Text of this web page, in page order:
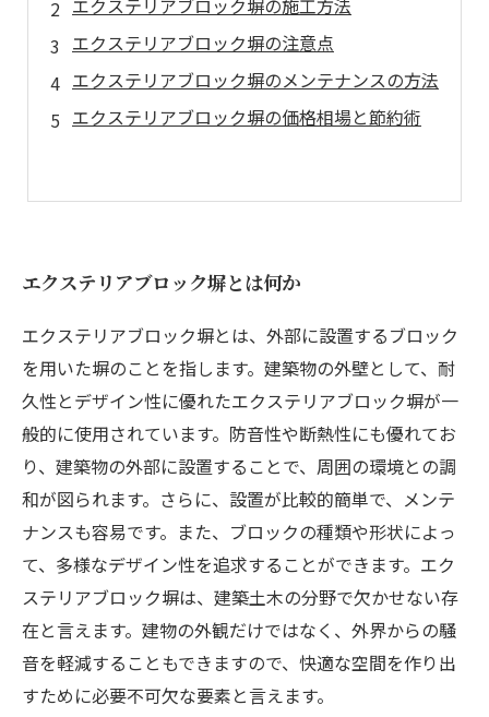
エクステリアブロック塀の施工方法
エクステリアブロック塀の注意点
エクステリアブロック塀のメンテナンスの方法
エクステリアブロック塀の価格相場と節約術
エクステリアブロック塀とは何か
エクステリアブロック塀とは、外部に設置するブロック
を用いた塀のことを指します。建築物の外壁として、耐
久性とデザイン性に優れたエクステリアブロック塀が一
般的に使用されています。防音性や断熱性にも優れてお
り、建築物の外部に設置することで、周囲の環境との調
和が図られます。さらに、設置が比較的簡単で、メンテ
ナンスも容易です。また、ブロックの種類や形状によっ
て、多様なデザイン性を追求することができます。エク
ステリアブロック塀は、建築土木の分野で欠かせない存
在と言えます。建物の外観だけではなく、外界からの騒
音を軽減することもできますので、快適な空間を作り出
すために必要不可欠な要素と言えます。